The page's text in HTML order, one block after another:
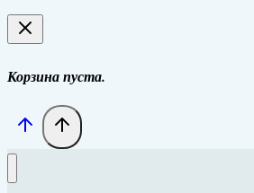
Корзина пуста.